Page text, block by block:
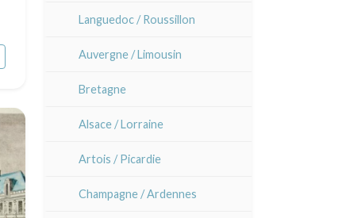
Languedoc / Roussillon
Auvergne / Limousin
Bretagne
Alsace / Lorraine
Artois / Picardie
Champagne / Ardennes